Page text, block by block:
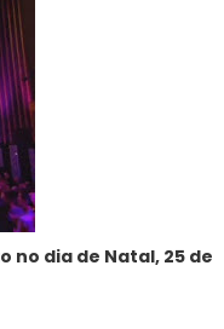
no dia de Natal, 25 de